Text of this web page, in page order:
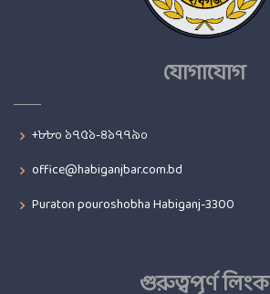
যোগাযোগ
+৮৮০ ১৭৫১-৪১৭৭৯০
office@habiganjbar.com.bd
Puraton pouroshobha Habiganj-3300
গুরুত্বপূর্ণ লিংক